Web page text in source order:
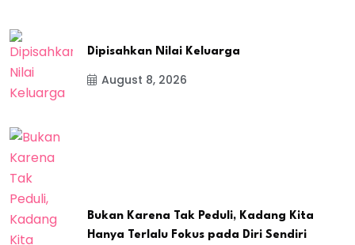
Dipisahkan Nilai Keluarga
August 8, 2026
Bukan Karena Tak Peduli, Kadang Kita
Hanya Terlalu Fokus pada Diri Sendiri